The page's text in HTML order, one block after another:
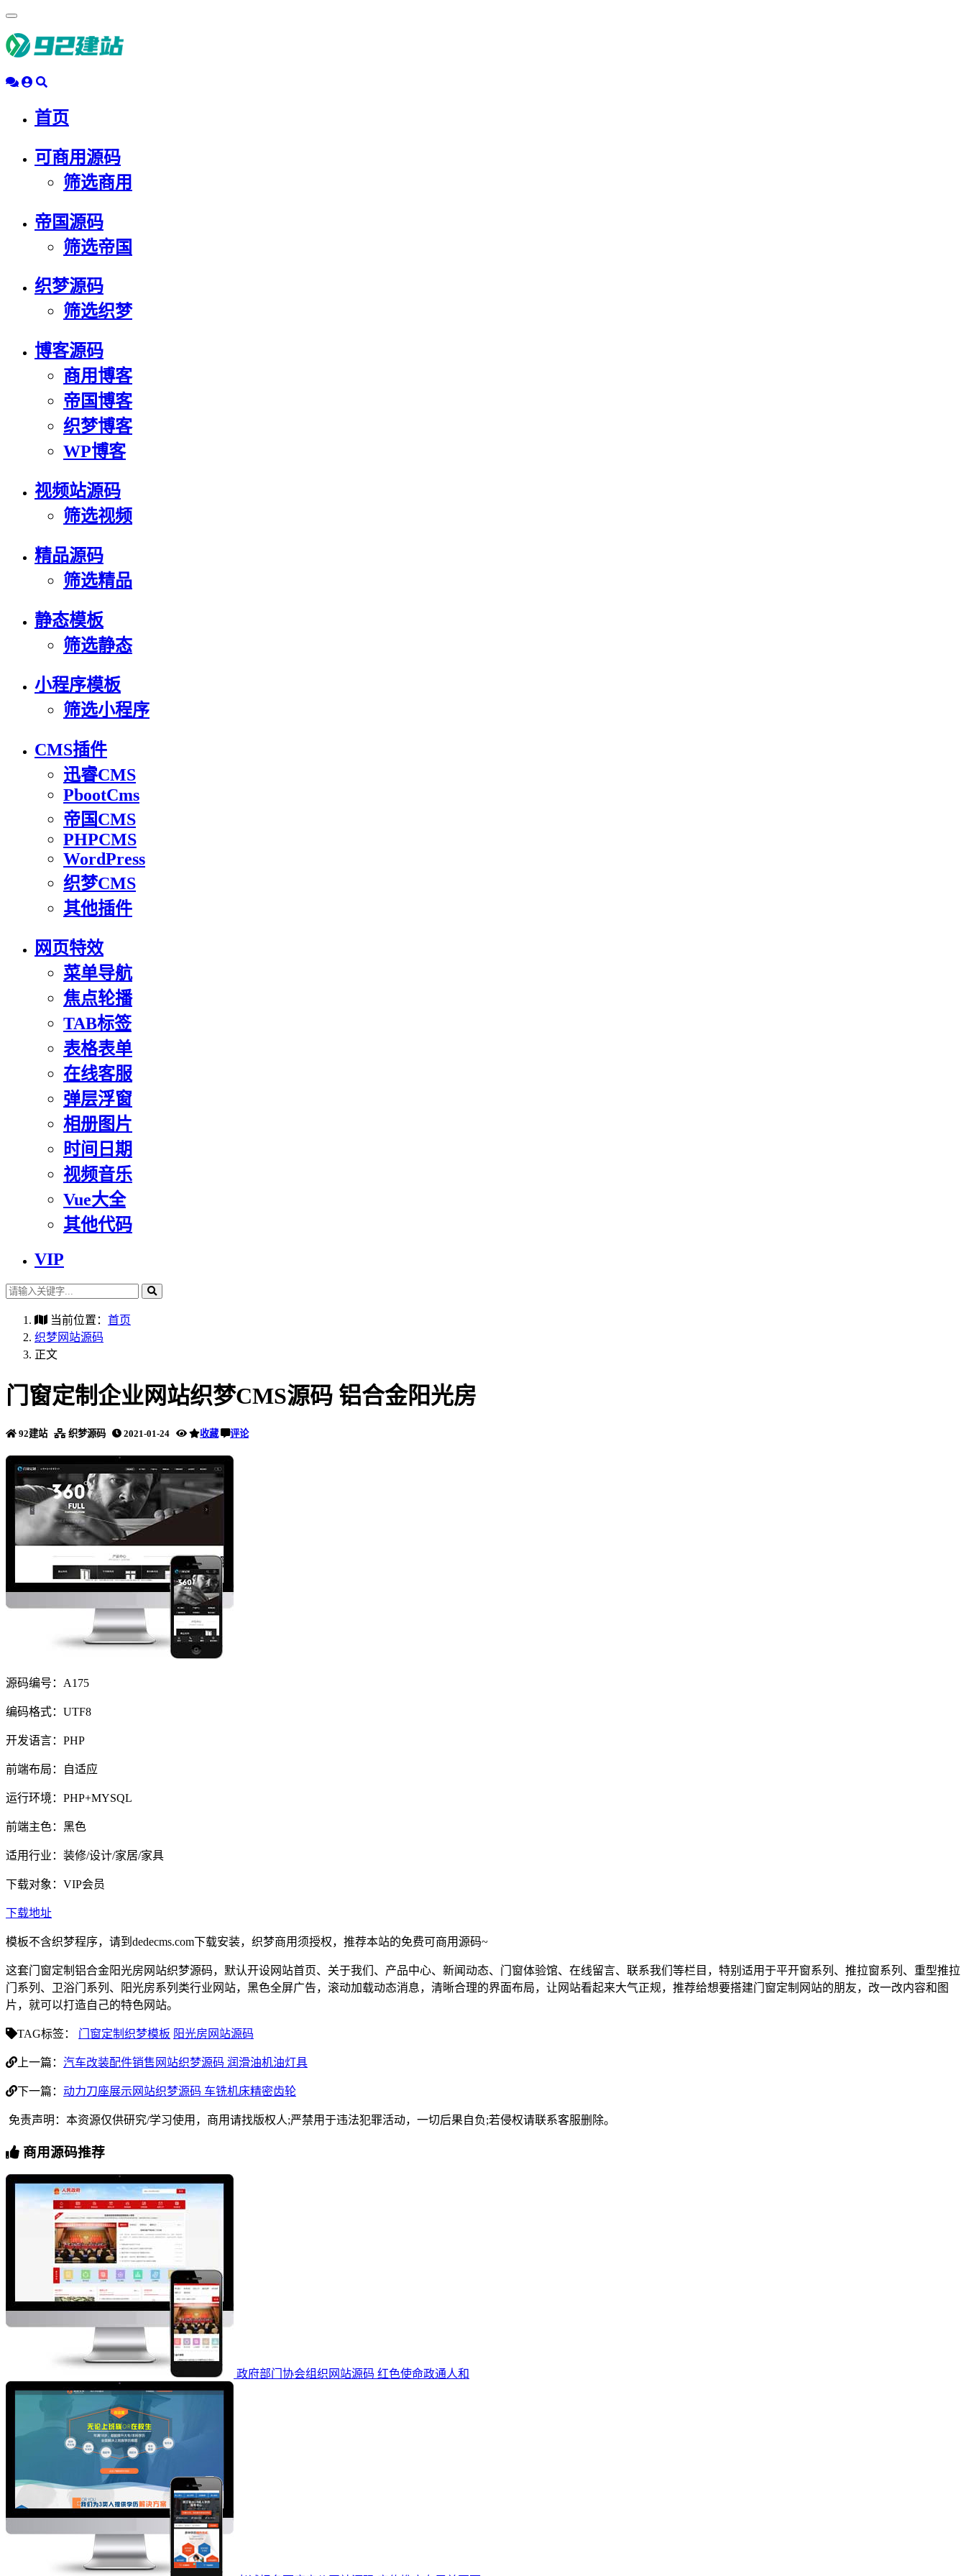
动
导
首页
可商用源码
筛选商用
帝国源码
筛选帝国
织梦源码
筛选织梦
博客源码
商用博客
帝国博客
织梦博客
WP博客
视频站源码
筛选视频
精品源码
筛选精品
静态模板
筛选静态
小程序模板
筛选小程序
CMS插件
迅睿CMS
PbootCms
帝国CMS
PHPCMS
WordPress
织梦CMS
其他插件
网页特效
菜单导航
焦点轮播
TAB标签
表格表单
在线客服
弹层浮窗
相册图片
时间日期
视频音乐
Vue大全
其他代码
VIP
当前位置： 首页
织梦网站源码
正文
门窗定制企业网站织梦CMS源码 铝合金阳光房
92建站 织梦源码 2021-01-24 收藏 评论
源码编号：A175
编码格式：UTF8
开发语言：PHP
前端布局：自适应
运行环境：PHP+MYSQL
前端主色：黑色
适用行业：装修/设计/家居/家具
下载对象：VIP会员
下载地址
模板不含织梦程序，请到dedecms.com下载安装，织梦商用须授权，推荐本站的免费可商用源码~
这套门窗定制铝合金阳光房网站织梦源码，默认开设网站首页、关于我们、产品中心、新闻动态、门窗体验馆、在线留言、联系我们等栏目，特别适用于平开窗系列、推拉窗系列、重型推拉
门系列、卫浴门系列、阳光房系列类行业网站，黑色全屏广告，滚动加载动态消息，清晰合理的界面布局，让网站看起来大气正规，推荐给想要搭建门窗定制网站的朋友，改一改内容和图
片，就可以打造自己的特色网站。
TAG标签： 门窗定制织梦模板 阳光房网站源码
上一篇： 汽车改装配件销售网站织梦源码 润滑油机油灯具
下一篇： 动力刀座展示网站织梦源码 车铣机床精密齿轮
免责声明：本资源仅供研究/学习使用，商用请找版权人;严禁用于违法犯罪活动，一切后果自负;若侵权请联系客服删除。
商用源码推荐
政府部门协会组织网站源码 红色使命政通人和